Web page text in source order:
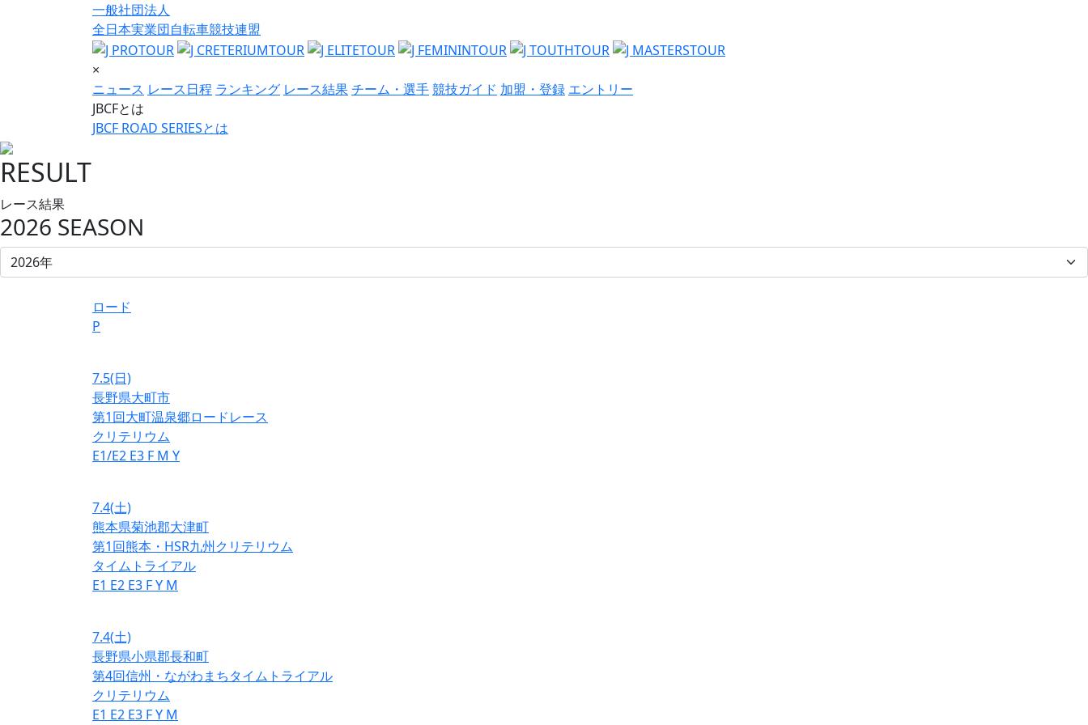
一般社団法人
全日本実業団自転車競技連盟
×
ニュース レース日程 ランキング レース結果チーム・選手競技ガイド 加盟・登録 エントリー
JBCFとは
JBCF ROAD SERIESとは
RESULT
レース結果
2026 SEASON
ロード
P
7.5(日)
長野県大町市
第1回大町温泉郷ロードレース
クリテリウム
E1/E2 E3 F M Y
7.4(土)
熊本県菊池郡大津町
第1回熊本・HSR九州クリテリウム
タイムトライアル
E1 E2 E3 FY M
7.4(土)
長野県小県郡長和町
第4回信州・ながわまちタイムトライアル
クリテリウム
E1 E2 E3 FY M